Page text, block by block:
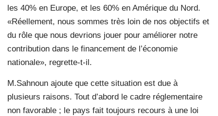
les 40% en Europe, et les 60% en Amérique du Nord.
«Réellement, nous sommes très loin de nos objectifs et
du rôle que nous devrions jouer pour améliorer notre
contribution dans le financement de l’économie
nationale», regrette-t-il.
M.Sahnoun ajoute que cette situation est due à
plusieurs raisons. Tout d’abord le cadre réglementaire
non favorable ; le pays fait toujours recours à une loi